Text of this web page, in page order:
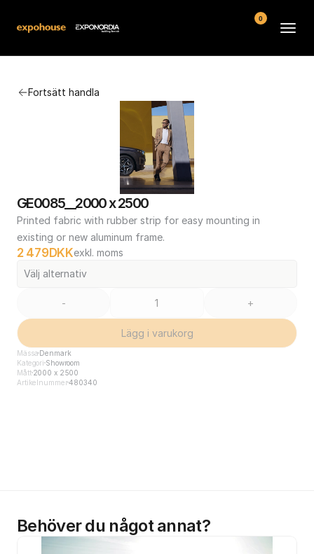
Fortsätt handla
GE0085__2000 x 2500
Printed fabric with rubber strip for easy mounting in
existing or new aluminum frame.
2 479DKKexkl. moms
Välj alternativ
- +
Lägg i varukorg
Mässa Denmark
Kategori Showroom
Mått2000 x 2500
Artikelnummer480340
Behöver du något annat?
Kontakt
Köpvillkor
0